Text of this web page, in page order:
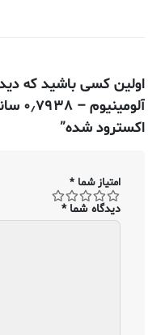
اولین کسی باشید که
اکسترود شده”
امتیاز شما *
دیدگاه شما*